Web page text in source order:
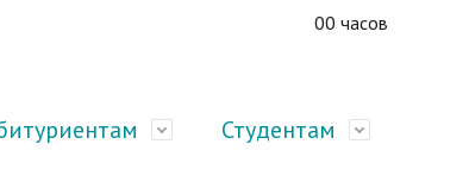
00 часов
Студентам